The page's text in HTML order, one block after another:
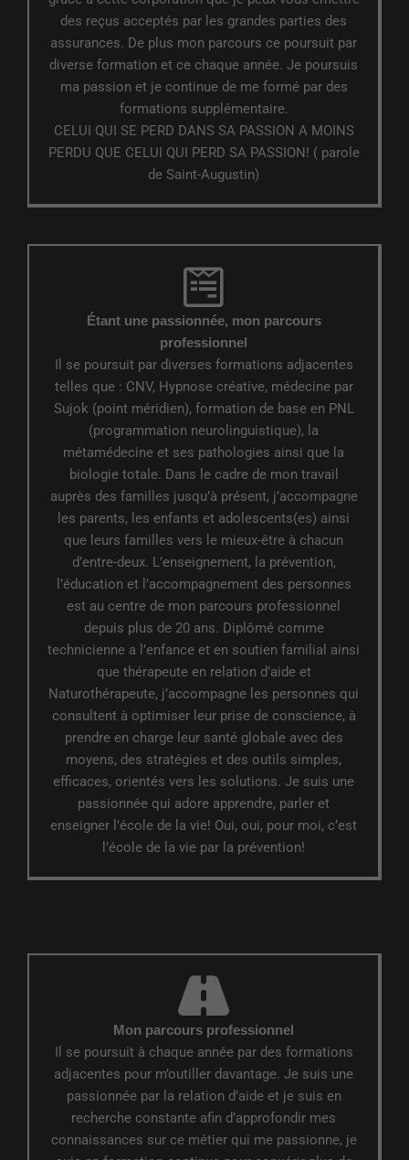
des reçus acceptés par les grandes parties des
assurances. De plus mon parcours ce poursuit par
diverse formation et ce chaque année. Je poursuis
ma passion et je continue de me formé par des
formations supplémentaire.
CELUI QUI SE PERD DANS SA PASSION A MOINS
PERDU QUE CELUI QUI PERD SA PASSION! ( parole
de Saint-Augustin)
Étant une passionnée, mon parcours
professionnel
Il se poursuit par diverses formations adjacentes
telles que : CNV, Hypnose créative, médecine par
Sujok (point méridien), formation de base en PNL
(programmation neurolinguistique), la
métamédecine et ses pathologies ainsi que la
biologie totale. Dans le cadre de mon travail
auprès des familles jusqu’à présent, j’accompagne
les parents, les enfants et adolescents(es) ainsi
que leurs familles vers le mieux-être à chacun
d’entre-deux. L’enseignement, la prévention,
l’éducation et l’accompagnement des personnes
est au centre de mon parcours professionnel
depuis plus de 20 ans. Diplômé comme
technicienne a l’enfance et en soutien familial ainsi
que thérapeute en relation d’aide et
Naturothérapeute, j’accompagne les personnes qui
consultent à optimiser leur prise de conscience, à
prendre en charge leur santé globale avec des
moyens, des stratégies et des outils simples,
efficaces, orientés vers les solutions. Je suis une
passionnée qui adore apprendre, parler et
enseigner l’école de la vie! Oui, oui, pour moi, c’est
l’école de la vie par la prévention!
Mon parcours professionnel
Il se poursuit à chaque année par des formations
adjacentes pour m’outiller davantage. Je suis une
passionnée par la relation d’aide et je suis en
recherche constante afin d’approfondir mes
connaissances sur ce métier qui me passionne, je